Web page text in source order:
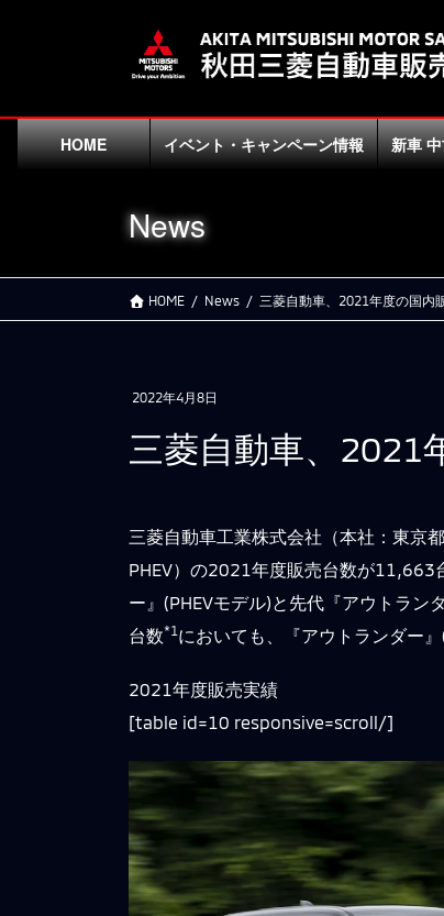
ツ
シ
HOME イベント・キャンペーン情報 新車
News
HOME News 三菱自動車、2021年度の国内
2022年4月8日
三菱自動車、2021
三菱自動車工業株式会社（本社：東京
PHEV）の2021年度販売台数が11,663
ー』(PHEVモデル)と先代『アウトラン
台数*1 においても、『アウトランダー
2021年度販売実績
[table id=10 responsive=scroll/]